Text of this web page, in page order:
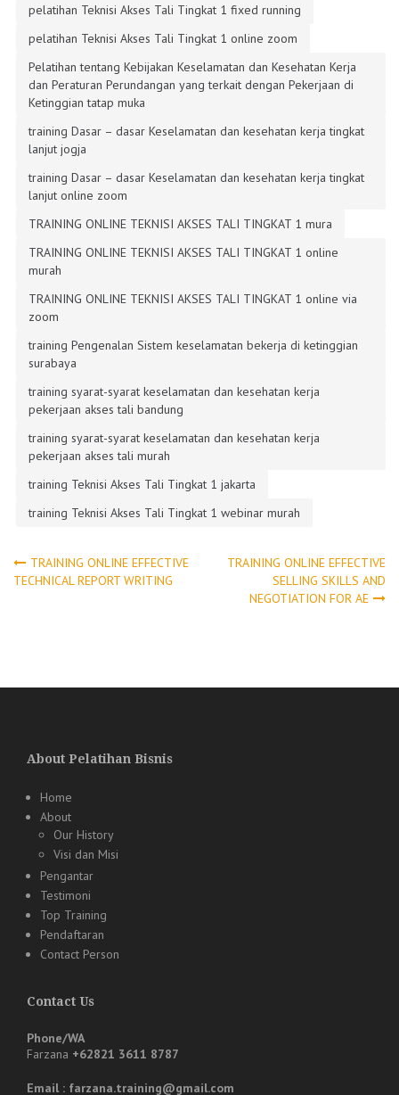
pelatihan Teknisi Akses Tali Tingkat 1 fixed running
pelatihan Teknisi Akses Tali Tingkat 1 online zoom
Pelatihan tentang Kebijakan Keselamatan dan Kesehatan Kerja
dan Peraturan Perundangan yang terkait dengan Pekerjaan di
Ketinggian tatap muka
training Dasar – dasar Keselamatan dan kesehatan kerja tingkat
lanjut jogja
training Dasar – dasar Keselamatan dan kesehatan kerja tingkat
lanjut online zoom
TRAINING ONLINE TEKNISI AKSES TALI TINGKAT 1 mura
TRAINING ONLINE TEKNISI AKSES TALI TINGKAT 1 online
murah
TRAINING ONLINE TEKNISI AKSES TALI TINGKAT 1 online via
zoom
training Pengenalan Sistem keselamatan bekerja di ketinggian
surabaya
training syarat-syarat keselamatan dan kesehatan kerja
pekerjaan akses tali bandung
training syarat-syarat keselamatan dan kesehatan kerja
pekerjaan akses tali murah
training Teknisi Akses Tali Tingkat 1 jakarta
training Teknisi Akses Tali Tingkat 1 webinar murah
Post
TRAINING ONLINE EFFECTIVE
TECHNICAL REPORT WRITING
TRAINING ONLINE EFFECTIVE
SELLING SKILLS AND
NEGOTIATION FOR AE
About Pelatihan Bisnis
Home
About
Our History
Visi dan Misi
Pengantar
Testimoni
Top Training
Pendaftaran
Contact Person
Contact Us
Phone/WA
Farzana +62821 3611 8787
Email : farzana.training@gmail.com